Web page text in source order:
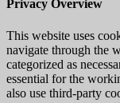
Privacy Overview
This website uses
navigate through the
categorized as
essential for the
also use third-party